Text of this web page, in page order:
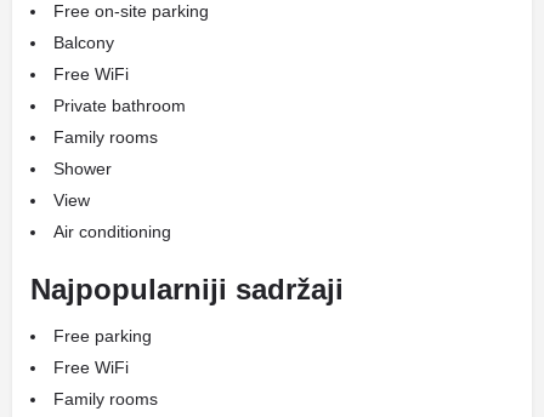
Free on-site parking
Balcony
Free WiFi
Private bathroom
Family rooms
Shower
View
Air conditioning
Najpopularniji sadržaji
Free parking
Free WiFi
Family rooms